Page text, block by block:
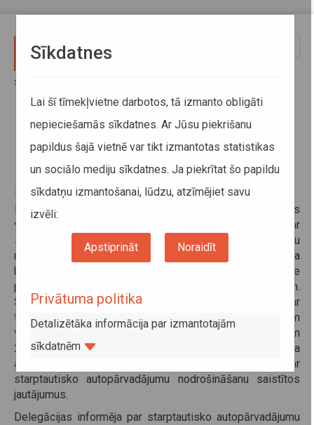
Sākums
Latvijas - Gruzijas Kopējās
komisijas sanāksme
25. oktobris 2024
Ievērojot 2000. gada 5. jūlijā parakstītā Latvijas Republikas
valdības un Gruzijas valdības Nolīguma par
starptautiskajiem pārvadājumiem ar autotransportu
nosacījumus, 2024. gada 16. un 17. oktobrī Rīgā notika
kārtējā Latvijas – Gruzijas Kopējās komisijas sanāksme
par starptautisko autopārvadājumu jautājumiem.
Sanāksmes laikā delegācijas apmainījās ar informāciju par
tirdzniecības un autopārvadājumu attīstību starp abām
valstīm, saskaņoja galīgo atļauju kvotu autopārvadājumiem
2024. gadam un sākotnējo kvotu 2025. gadam, apsprieda
autopārvadājumu nozares aktualitātes, kā arī citus ar
starptautisko autopārvadājumu nodrošināšanu saistītos
jautājumus.
Delegācijas informēja par starptautisko autopārvadājumu
Sīkdatnes
Lai šī tīmekļvietne darbotos, tā izmanto obligāti
nepieciešamās sīkdatnes. Ar Jūsu piekrišanu
papildus šajā vietnē var tikt izmantotas statistikas
un sociālo mediju sīkdatnes. Ja piekrītat šo papildu
sīkdatņu izmantošanai, lūdzu, atzīmējiet savu
izvēli:
Apstiprināt Noraidīt
Privātuma politika
Detalizētāka informācija par izmantotajām
sīkdatnēm